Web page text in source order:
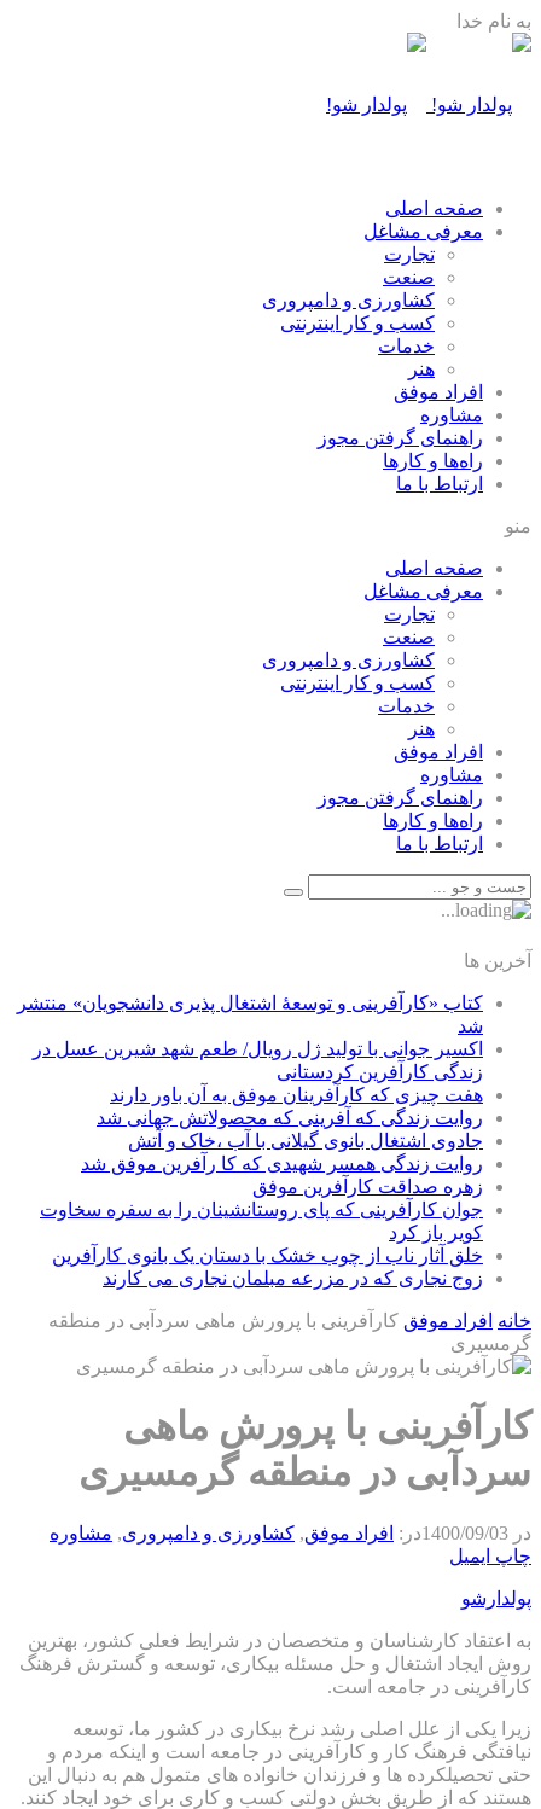
به نام خدا
صفحه اصلی
معرفی مشاغل
تجارت
صنعت
كشاورزی و دامپروری
كسب و كار اينترنتی
خدمات
هنر
افراد موفق
مشاوره
راهنمای گرفتن مجوز
راه‌ها و كارها
ارتباط با ما
منو
صفحه اصلی
معرفی مشاغل
تجارت
صنعت
كشاورزی و دامپروری
كسب و كار اينترنتی
خدمات
هنر
افراد موفق
مشاوره
راهنمای گرفتن مجوز
راه‌ها و كارها
ارتباط با ما
آخرین ها
کتاب «کارآفرینی و توسعۀ اشتغال پذیری دانشجویان» منتشر
شد
اکسیر جوانی با تولید ژل رویال/ طعم شهد شیرین عسل‌ در
زندگی کارآفرین کردستانی
هفت چیزی که کارآفرینان موفق به آن باور دارند
روایت زندگی که آفرینی که محصولاتش جهانی شد
جادوی اشتغال بانوی گیلانی با آب ،خاک و آتش
روایت زندگی همسر شهیدی که کا رآفرین موفق شد
زهره صداقت کارآفرین موفق
جوان کارآفرینی که پای روستانشینان را به سفره سخاوت
کویر باز کرد
خلق آثار ناب از چوب خشک با دستان یک بانوی کارآفرین
زوج نجاری که در مزرعه مبلمان نجاری می کارند
خانه افراد موفق کارآفرینی با پرورش ماهی سردآبی در منطقه
گرمسیری
کارآفرینی با پرورش ماهی
سردآبی در منطقه گرمسیری
در 1400/09/03در: افراد موفق, كشاورزی و دامپروری, مشاوره
چاپ ایمیل
پولدارشو
به اعتقاد کارشناسان و متخصصان در شرایط فعلی کشور، بهترین
روش ایجاد اشتغال و حل مسئله بیکاری، توسعه و گسترش فرهنگ
کارآفرینی در جامعه است.
زیرا یکی از علل اصلی رشد نرخ بیکاری در کشور ما، توسعه
نیافتگی فرهنگ کار و کارآفرینی در جامعه است و اینکه مردم و
حتی تحصیلکرده ها و فرزندان خانواده های متمول هم به دنبال این
هستند که از طریق بخش دولتی کسب و کاری برای خود ایجاد کنند.